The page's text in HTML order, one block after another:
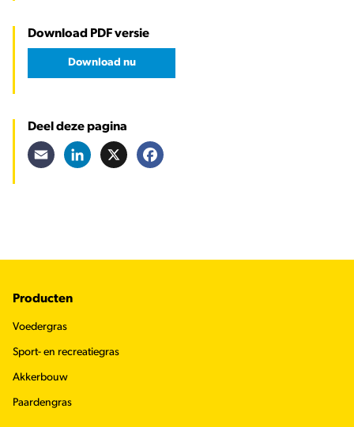
Download PDF versie
Download nu
Deel deze pagina
Email LinkedIn
Footer
Producten
Voedergras
Sport- en recreatiegras
Akkerbouw
Paardengras